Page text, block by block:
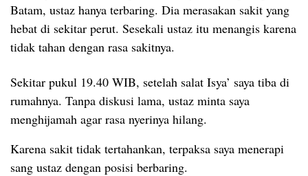
Batam, ustaz hanya terbaring. Dia merasakan sakit yang
hebat di sekitar perut. Sesekali ustaz itu menangis karena
tidak tahan dengan rasa sakitnya.
Sekitar pukul 19.40 WIB, setelah salat Isya’ saya tiba di
rumahnya. Tanpa diskusi lama, ustaz minta saya
menghijamah agar rasa nyerinya hilang.
Karena sakit tidak tertahankan, terpaksa saya menerapi
sang ustaz dengan posisi berbaring.